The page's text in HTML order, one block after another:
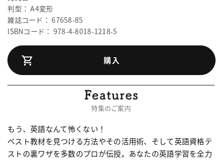
判型： A4変形
雑誌コード： 67658-85
ISBNコード： 978-4-8018-1218-5
購入
特集のご案内
もう、英語なんて怖くない！
ベスト教材を見つける方法やその活用術、そして英語資格テ
ストの裏ワザを多数のプロが伝授。あなたの英語学習を全力